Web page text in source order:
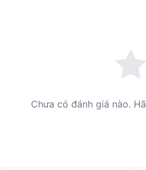
Chưa có đánh giá nào.